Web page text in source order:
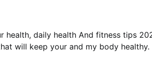
health, daily health And fitness tips
will keep your and my body